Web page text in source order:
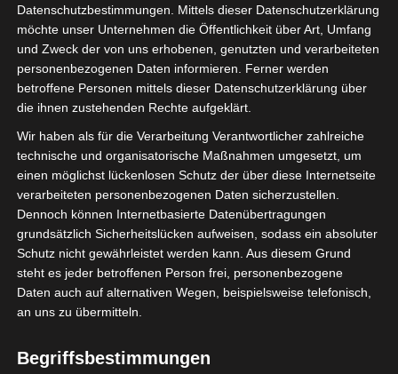
Sie befinden sich hier:Startseite»Mitarbeiter»
Mokhtar Trabelsi
Mokhtar Trabelsi
Aktuelles Team
Club Athlétique
Bizertin (CAB)
Titel des Berufs Trainer
Datenschutzbestimmungen. Mittels dieser Datenschutzerklärung
möchte unser Unternehmen die Öffentlichkeit über Art, Umfang
und Zweck der von uns erhobenen, genutzten und verarbeiteten
personenbezogenen Daten informieren. Ferner werden
betroffene Personen mittels dieser Datenschutzerklärung über
die ihnen zustehenden Rechte aufgeklärt.
Wir haben als für die Verarbeitung Verantwortlicher zahlreiche
technische und organisatorische Maßnahmen umgesetzt, um
einen möglichst lückenlosen Schutz der über diese Internetseite
verarbeiteten personenbezogenen Daten sicherzustellen.
Dennoch können Internetbasierte Datenübertragungen
grundsätzlich Sicherheitslücken aufweisen, sodass ein absoluter
Schutz nicht gewährleistet werden kann. Aus diesem Grund
steht es jeder betroffenen Person frei, personenbezogene
Daten auch auf alternativen Wegen, beispielsweise telefonisch,
an uns zu übermitteln.
Begriffsbestimmungen